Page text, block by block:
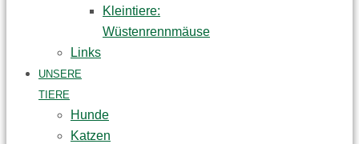
Kleintiere:
Wüstenrennmäuse
Links
UNSERE
TIERE
Hunde
Katzen